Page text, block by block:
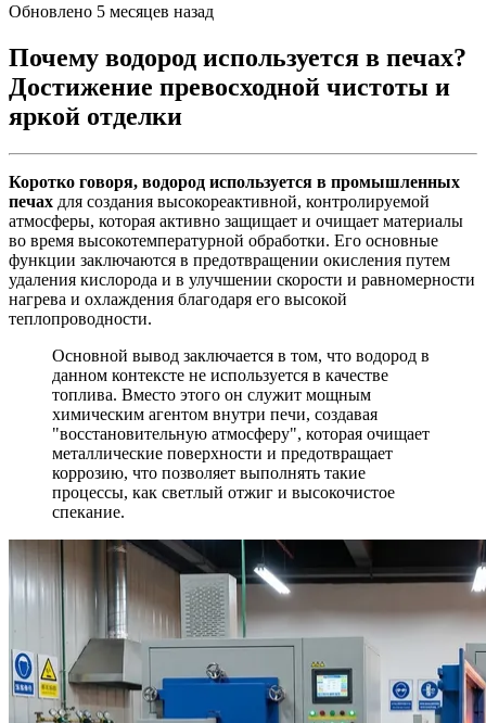
Обновлено 5 месяцев назад
Почему водород используется в печах?
Достижение превосходной чистоты и
яркой отделки
Коротко говоря, водород используется в промышленных
печах для создания высокореактивной, контролируемой
атмосферы, которая активно защищает и очищает материалы
во время высокотемпературной обработки. Его основные
функции заключаются в предотвращении окисления путем
удаления кислорода и в улучшении скорости и равномерности
нагрева и охлаждения благодаря его высокой
теплопроводности.
Основной вывод заключается в том, что водород в
данном контексте не используется в качестве
топлива. Вместо этого он служит мощным
химическим агентом внутри печи, создавая
"восстановительную атмосферу", которая очищает
металлические поверхности и предотвращает
коррозию, что позволяет выполнять такие
процессы, как светлый отжиг и высокочистое
спекание.